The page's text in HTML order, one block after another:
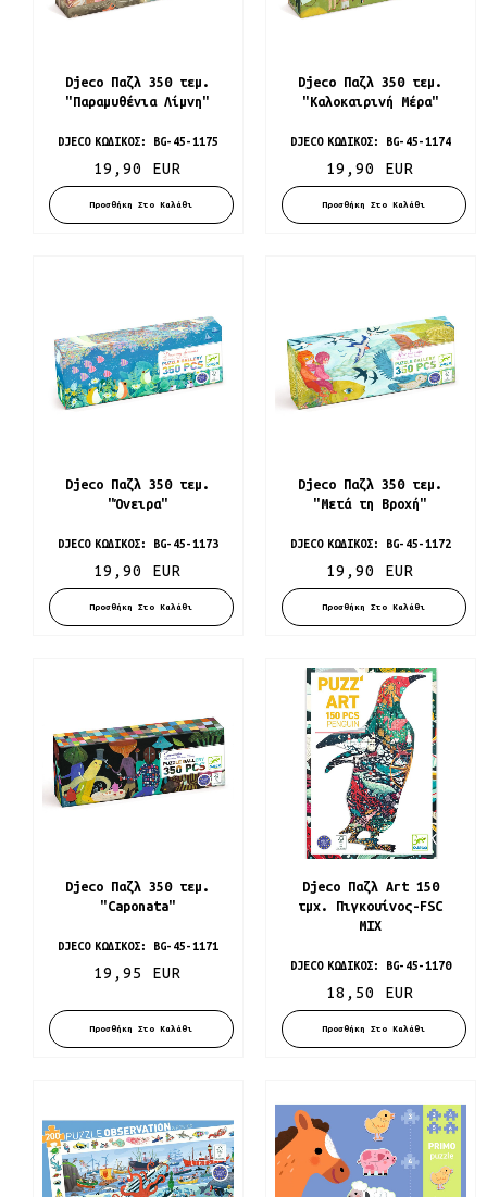
DJECO ΚΩΔΙΚΌΣ: BG-45-1175
Djeco Παζλ 350 τεμ.
"Παραμυθένια Λίμνη"
19,90 EUR
Προσθήκη Στο Καλάθι
DJECO ΚΩΔΙΚΌΣ: BG-45-1174
Djeco Παζλ 350 τεμ.
"Καλοκαιρινή Μέρα"
19,90 EUR
Προσθήκη Στο Καλάθι
DJECO ΚΩΔΙΚΌΣ: BG-45-1173
Djeco Παζλ 350 τεμ.
"Όνειρα"
19,90 EUR
Προσθήκη Στο Καλάθι
DJECO ΚΩΔΙΚΌΣ: BG-45-1172
Djeco Παζλ 350 τεμ.
"Μετά τη Βροχή"
19,90 EUR
Προσθήκη Στο Καλάθι
DJECO ΚΩΔΙΚΌΣ: BG-45-1171
Djeco Παζλ 350 τεμ.
"Caponata"
19,95 EUR
Προσθήκη Στο Καλάθι
DJECO ΚΩΔΙΚΌΣ: BG-45-1170
Djeco Παζλ Art 150
τμχ. Πιγκουίνος-FSC
MIX
18,50 EUR
Προσθήκη Στο Καλάθι